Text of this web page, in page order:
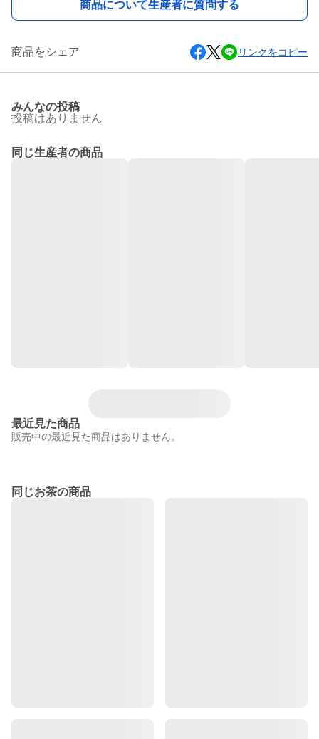
商品について生産者に質問する
商品をシェア リンクをコピー
みんなの投稿
投稿はありません
同じ生産者の商品
最近見た商品
販売中の最近見た商品はありません。
同じお茶の商品